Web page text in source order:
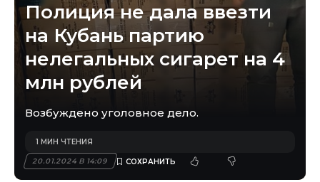
Полиция не дала ввезти
на Кубань партию
нелегальных сигарет на 4
млн рублей
Возбуждено уголовное дело.
20.01.2024 В 14:09
1 МИН ЧТЕНИЯ